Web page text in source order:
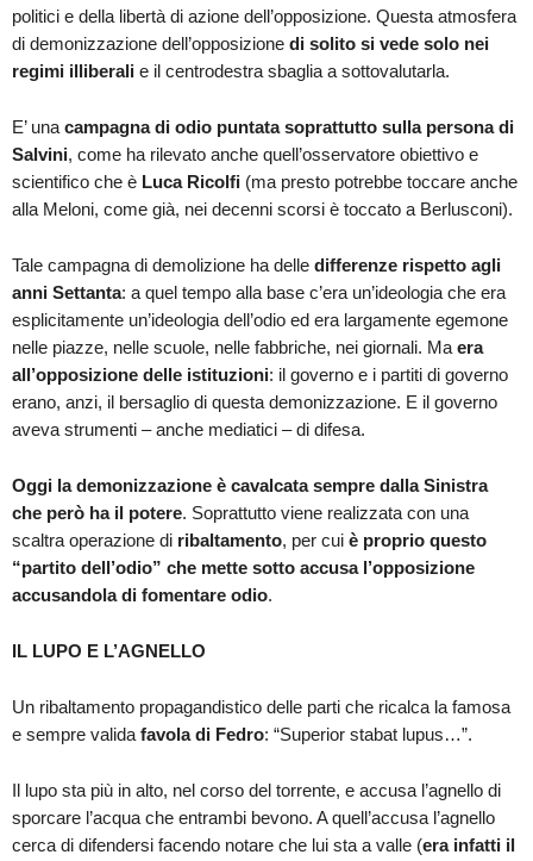
politici e della libertà di azione dell’opposizione. Questa atmosfera
di demonizzazione dell’opposizione di solito si vede solo nei
regimi illiberali e il centrodestra sbaglia a sottovalutarla.
E’ una campagna di odio puntata soprattutto sulla persona di
Salvini, come ha rilevato anche quell’osservatore obiettivo e
scientifico che è Luca Ricolfi (ma presto potrebbe toccare anche
alla Meloni, come già, nei decenni scorsi è toccato a Berlusconi).
Tale campagna di demolizione ha delle differenze rispetto agli
anni Settanta: a quel tempo alla base c’era un’ideologia che era
esplicitamente un’ideologia dell’odio ed era largamente egemone
nelle piazze, nelle scuole, nelle fabbriche, nei giornali. Ma era
all’opposizione delle istituzioni: il governo e i partiti di governo
erano, anzi, il bersaglio di questa demonizzazione. E il governo
aveva strumenti – anche mediatici – di difesa.
Oggi la demonizzazione è cavalcata sempre dalla Sinistra
che però ha il potere. Soprattutto viene realizzata con una
scaltra operazione di ribaltamento, per cui è proprio questo
“partito dell’odio” che mette sotto accusa l’opposizione
accusandola di fomentare odio.
IL LUPO E L’AGNELLO
Un ribaltamento propagandistico delle parti che ricalca la famosa
e sempre valida favola di Fedro: “Superior stabat lupus…”.
Il lupo sta più in alto, nel corso del torrente, e accusa l’agnello di
sporcare l’acqua che entrambi bevono. A quell’accusa l’agnello
cerca di difendersi facendo notare che lui sta a valle (era infatti il